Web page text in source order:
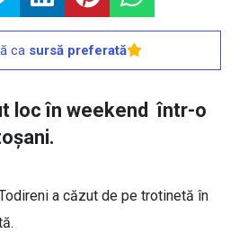
ca sursă preferată
loc în weekend într-o
a căzut de pe trotinetă în